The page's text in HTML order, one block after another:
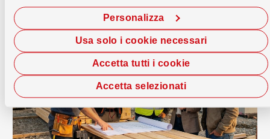
Accetta tutti i cookie
Personalizza
Accetta selezionati
Usa solo i cookie necessari